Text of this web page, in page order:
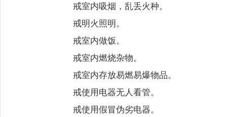
戒室内吸烟，乱丢火种。
戒明火照明。
戒室内做饭。
戒室内燃烧杂物。
戒室内存放易燃易爆物品。
戒使用电器无人看管。
戒使用假冒伪劣电器。